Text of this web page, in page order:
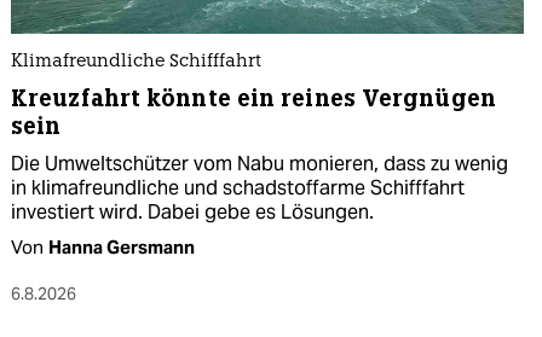
Klimafreundliche Schifffahrt
Kreuzfahrt könnte ein reines Vergnügen
sein
Die Umweltschützer vom Nabu monieren, dass zu wenig
in klimafreundliche und schadstoffarme Schifffahrt
investiert wird. Dabei gebe es Lösungen.
Von Hanna Gersmann
6.8.2026